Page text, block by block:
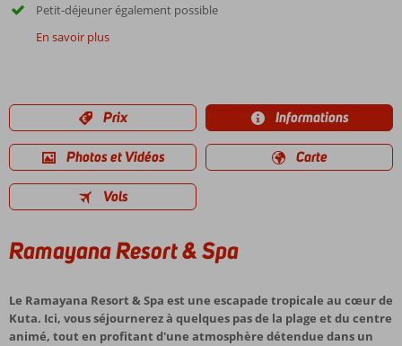
Petit-déjeuner également possible
En savoir plus
Prix Informations
Photos et Vidéos Carte
Vols
Ramayana Resort & Spa
Le Ramayana Resort & Spa est une escapade tropicale au cœur de
Kuta. Ici, vous séjournerez à quelques pas de la plage et du centre
animé, tout en profitant d'une atmosphère détendue dans un